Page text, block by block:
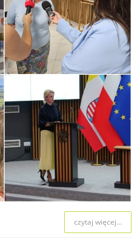
czytaj więcej...